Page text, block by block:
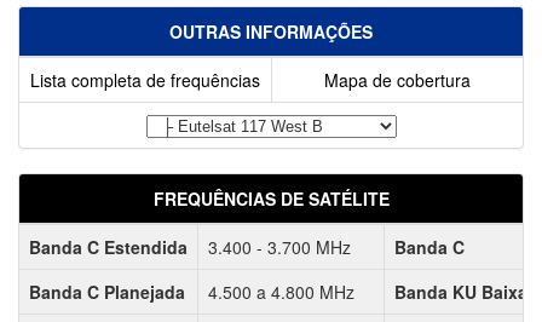
OUTRAS INFORMAÇÕES
Lista completa de frequências
Mapa de cobertura
FREQUÊNCIAS DE SATÉLITE
Banda C Estendida
3.400 - 3.700 MHz
Banda C
Banda C Planejada
4.500 a 4.800 MHz
Banda KU Baixa